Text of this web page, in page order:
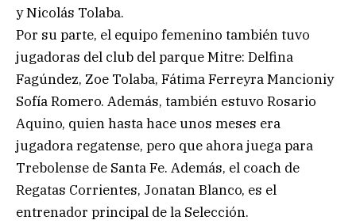
y Nicolás Tolaba.
Por su parte, el equipo femenino también tuvo
jugadoras del club del parque Mitre: Delfina
Fagúndez, Zoe Tolaba, Fátima Ferreyra Mancioniy
Sofía Romero. Además, también estuvo Rosario
Aquino, quien hasta hace unos meses era
jugadora regatense, pero que ahora juega para
Trebolense de Santa Fe. Además, el coach de
Regatas Corrientes, Jonatan Blanco, es el
entrenador principal de la Selección.